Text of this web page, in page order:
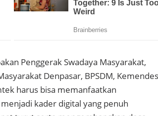
Penggerak Swadaya Masyarakat,
Denpasar, BPSDM,
harus bisa memanfaatkan
kader digital yang penuh